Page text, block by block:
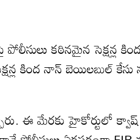
కఠినమైన సెక్షన్ల
కింద నాన్ బెయిలబుల్
ఈ మేరకు హైకోర్టులో